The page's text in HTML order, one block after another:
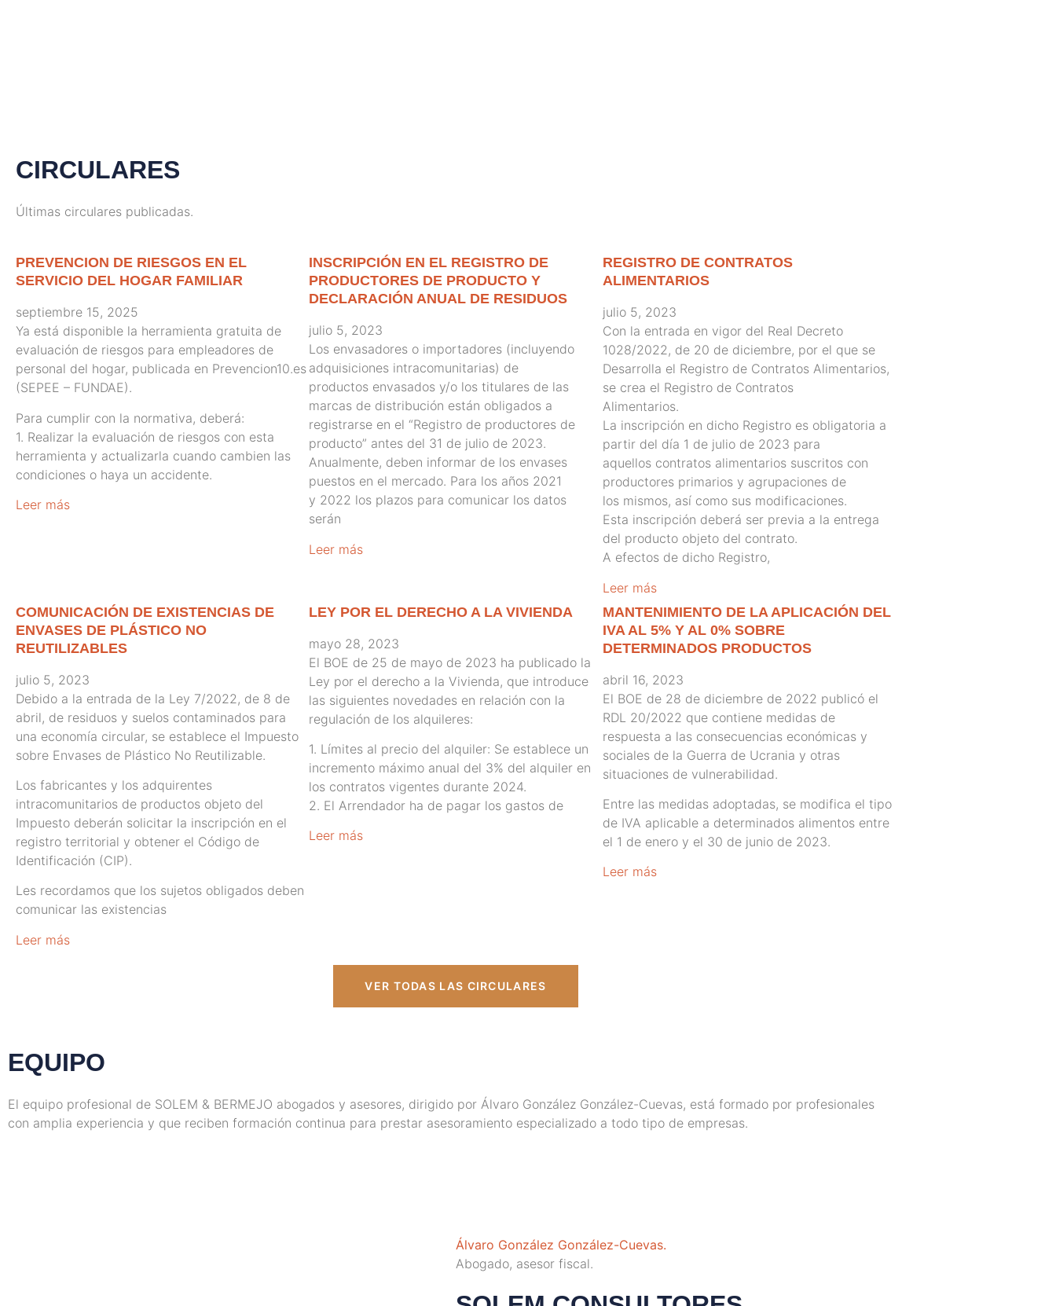
CIRCULARES
Últimas circulares publicadas.
PREVENCION DE RIESGOS EN EL
SERVICIO DEL HOGAR FAMILIAR
septiembre 15, 2025
Ya está disponible la herramienta gratuita de
evaluación de riesgos para empleadores de
personal del hogar, publicada en Prevencion10.es
(SEPEE – FUNDAE).
Para cumplir con la normativa, deberá:
1. Realizar la evaluación de riesgos con esta
herramienta y actualizarla cuando cambien las
condiciones o haya un accidente.
Leer más
INSCRIPCIÓN EN EL REGISTRO DE
PRODUCTORES DE PRODUCTO Y
DECLARACIÓN ANUAL DE RESIDUOS
julio 5, 2023
Los envasadores o importadores (incluyendo
adquisiciones intracomunitarias) de
productos envasados y/o los titulares de las
marcas de distribución están obligados a
registrarse en el “Registro de productores de
producto” antes del 31 de julio de 2023.
Anualmente, deben informar de los envases
puestos en el mercado. Para los años 2021
y 2022 los plazos para comunicar los datos
serán
Leer más
REGISTRO DE CONTRATOS
ALIMENTARIOS
julio 5, 2023
Con la entrada en vigor del Real Decreto
1028/2022, de 20 de diciembre, por el que se
Desarrolla el Registro de Contratos Alimentarios,
se crea el Registro de Contratos
Alimentarios.
La inscripción en dicho Registro es obligatoria a
partir del día 1 de julio de 2023 para
aquellos contratos alimentarios suscritos con
productores primarios y agrupaciones de
los mismos, así como sus modificaciones.
Esta inscripción deberá ser previa a la entrega
del producto objeto del contrato.
A efectos de dicho Registro,
Leer más
COMUNICACIÓN DE EXISTENCIAS DE
ENVASES DE PLÁSTICO NO
REUTILIZABLES
julio 5, 2023
Debido a la entrada de la Ley 7/2022, de 8 de
abril, de residuos y suelos contaminados para
una economía circular, se establece el Impuesto
sobre Envases de Plástico No Reutilizable.
Los fabricantes y los adquirentes
intracomunitarios de productos objeto del
Impuesto deberán solicitar la inscripción en el
registro territorial y obtener el Código de
Identificación (CIP).
Les recordamos que los sujetos obligados deben
comunicar las existencias
Leer más
LEY POR EL DERECHO A LA VIVIENDA
mayo 28, 2023
El BOE de 25 de mayo de 2023 ha publicado la
Ley por el derecho a la Vivienda, que introduce
las siguientes novedades en relación con la
regulación de los alquileres:
1. Límites al precio del alquiler: Se establece un
incremento máximo anual del 3% del alquiler en
los contratos vigentes durante 2024.
2. El Arrendador ha de pagar los gastos de
Leer más
MANTENIMIENTO DE LA APLICACIÓN DEL
IVA AL 5% Y AL 0% SOBRE
DETERMINADOS PRODUCTOS
abril 16, 2023
El BOE de 28 de diciembre de 2022 publicó el
RDL 20/2022 que contiene medidas de
respuesta a las consecuencias económicas y
sociales de la Guerra de Ucrania y otras
situaciones de vulnerabilidad.
Entre las medidas adoptadas, se modifica el tipo
de IVA aplicable a determinados alimentos entre
el 1 de enero y el 30 de junio de 2023.
Leer más
VER TODAS LAS CIRCULARES
EQUIPO
El equipo profesional de SOLEM & BERMEJO abogados y asesores, dirigido por Álvaro González González-Cuevas, está formado por profesionales
con amplia experiencia y que reciben formación continua para prestar asesoramiento especializado a todo tipo de empresas.
Álvaro González González-Cuevas.
Abogado, asesor fiscal.